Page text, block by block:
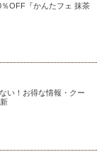
OFF『かんたフェ 抹茶
い！お得な情報・クー